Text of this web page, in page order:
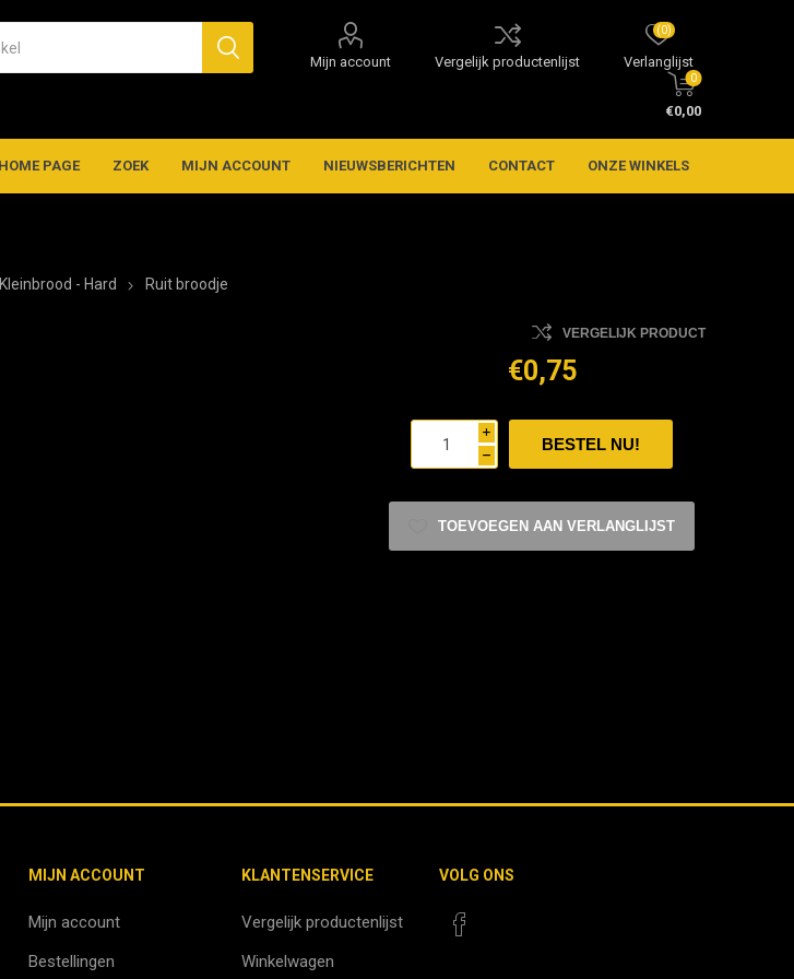
Mijn account Vergelijk productenlijst Verlanglijst
(0)
0
€0,00
HOME PAGE ZOEK MIJN ACCOUNT NIEUWSBERICHTEN CONTACT ONZE WINKELS
Kleinbrood - Hard Ruit broodje
VERGELIJK PRODUCT
€0,75
i
h
TOEVOEGEN AAN VERLANGLIJST
MIJN ACCOUNT
Mijn account
Bestellingen
KLANTENSERVICE
Vergelijk productenlijst
Winkelwagen
VOLG ONS